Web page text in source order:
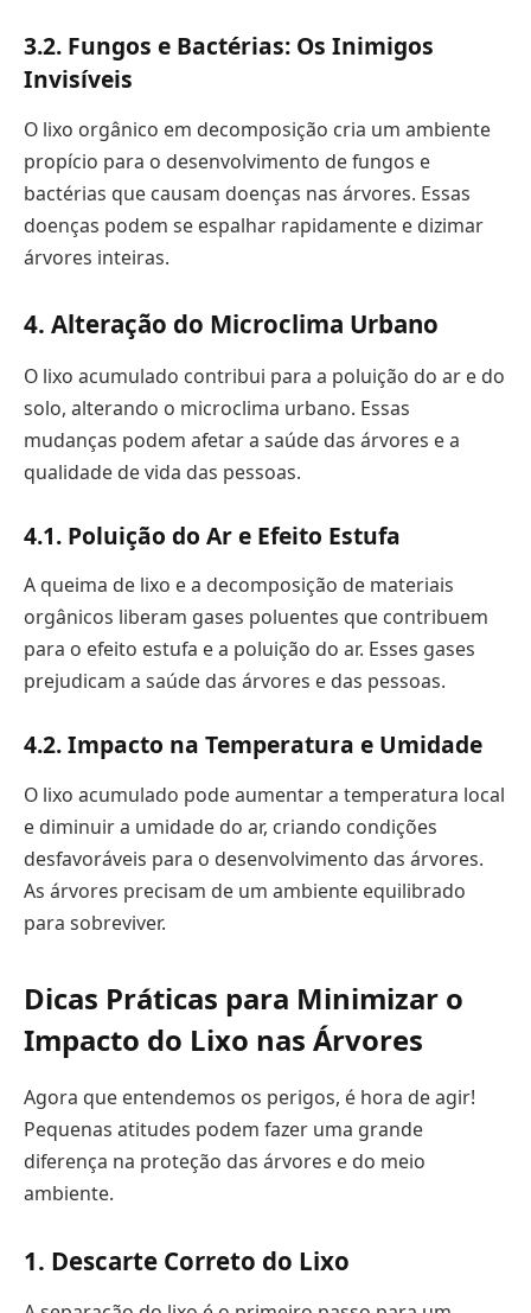
3.2. Fungos e Bactérias: Os Inimigos
Invisíveis
O lixo orgânico em decomposição cria um ambiente
propício para o desenvolvimento de fungos e
bactérias que causam doenças nas árvores. Essas
doenças podem se espalhar rapidamente e dizimar
árvores inteiras.
4. Alteração do Microclima Urbano
O lixo acumulado contribui para a poluição do ar e do
solo, alterando o microclima urbano. Essas
mudanças podem afetar a saúde das árvores e a
qualidade de vida das pessoas.
4.1. Poluição do Ar e Efeito Estufa
A queima de lixo e a decomposição de materiais
orgânicos liberam gases poluentes que contribuem
para o efeito estufa e a poluição do ar. Esses gases
prejudicam a saúde das árvores e das pessoas.
4.2. Impacto na Temperatura e Umidade
O lixo acumulado pode aumentar a temperatura local
e diminuir a umidade do ar, criando condições
desfavoráveis para o desenvolvimento das árvores.
As árvores precisam de um ambiente equilibrado
para sobreviver.
Dicas Práticas para Minimizar o
Impacto do Lixo nas Árvores
Agora que entendemos os perigos, é hora de agir!
Pequenas atitudes podem fazer uma grande
diferença na proteção das árvores e do meio
ambiente.
1. Descarte Correto do Lixo